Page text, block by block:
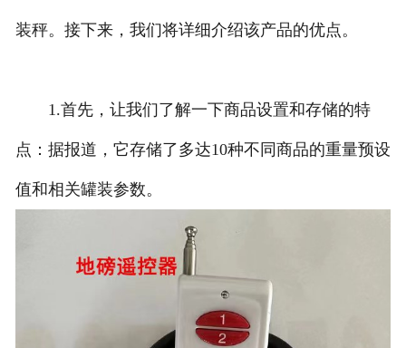
装秤。接下来，我们将详细介绍该产品的优点。
1.首先，让我们了解一下商品设置和存储的特
点：据报道，它存储了多达10种不同商品的重量预设
值和相关罐装参数。